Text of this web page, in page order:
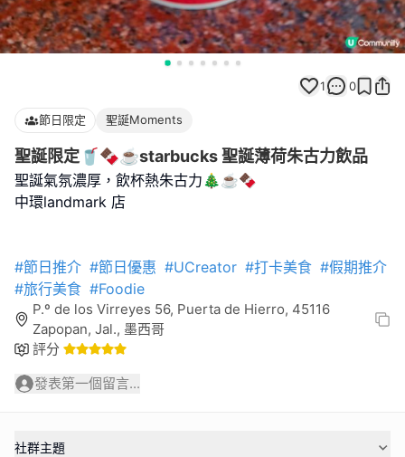
1 0
節日限定 聖誕Moments
聖誕限定🥤🍫☕starbucks 聖誕薄荷朱古力飲品
聖誕氣氛濃厚，飲杯熱朱古力🎄☕🍫
中環landmark 店
#節日推介 #節日優惠 #UCreator #打卡美食 #假期推介
#旅行美食 #Foodie
P.º de los Virreyes 56, Puerta de Hierro, 45116
Zapopan, Jal., 墨西哥
評分
發表第一個留言...
社群主題